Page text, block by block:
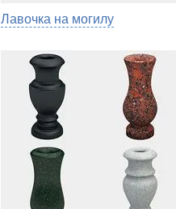
Лавочка на могилу